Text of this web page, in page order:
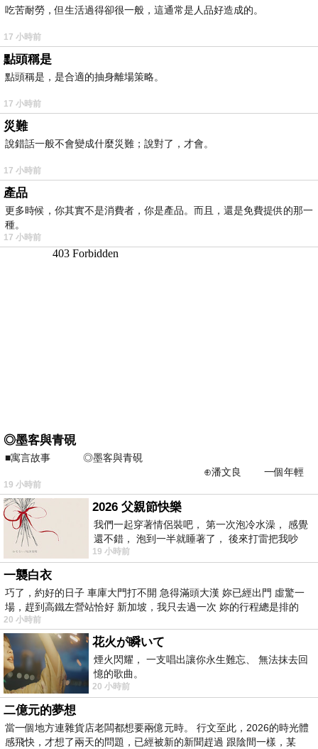
吃苦耐勞，但生活過得卻很一般，這通常是人品好造成的。
17 小時前
點頭稱是
點頭稱是，是合適的抽身離場策略。
17 小時前
災難
說錯話一般不會變成什麼災難；說對了，才會。
17 小時前
產品
更多時候，你其實不是消費者，你是產品。而且，還是免費提供的那一
種。
17 小時前
◎墨客與青硯
■寓言故事 ◎墨客與青硯
⊕潘文良 一個年輕
的墨客，在京城的古玩肆裡
19 小時前
2026 父親節快樂
我們一起穿著情侶裝吧， 第一次泡冷水澡， 感覺
還不錯， 泡到一半就睡著了， 後來打雷把我吵
醒， 手
19 小時前
一襲白衣
巧了，約好的日子 車庫大門打不開 急得滿頭大漢 妳已經出門 虛驚一
場，趕到高鐵左營站恰好 新加坡，我只去過一次 妳的行程總是排的
20 小時前
花火が瞬いて
煙火閃耀， 一支唱出讓你永生難忘、 無法抹去回
憶的歌曲。
20 小時前
二億元的夢想
當一個地方連雜貨店老闆都想要兩億元時。 行文至此，2026的時光體
感飛快，才想了兩天的問題，已經被新的新聞趕過 跟陰間一樣，某